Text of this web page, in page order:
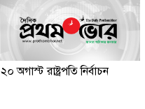
২০ অগাস্ট রাষ্ট্রপতি নির্বাচন